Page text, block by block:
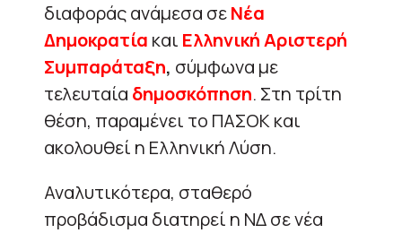
διαφοράς ανάμεσα σεΝέα
Δημοκρατία και Ελληνική Αριστερή
Συμπαράταξη, σύμφωνα με
τελευταία δημοσκόπηση. Στη τρίτη
θέση, παραμένει το ΠΑΣΟΚ και
ακολουθεί η Ελληνική Λύση.
Αναλυτικότερα, σταθερό
προβάδισμα διατηρεί η ΝΔ σε νέα